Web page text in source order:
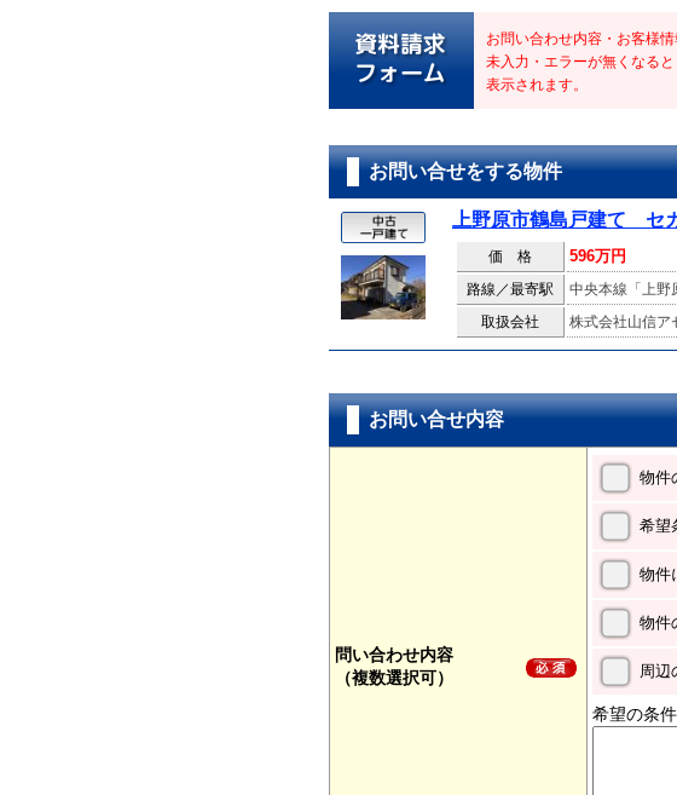
お問い合わせ内容・お客様情
未入力・エラーが無くなる
表示されます。
お問い合せをする物件
上野原市鶴島戸建て セ
価 格 596万円
路線／最寄駅
中央本線「上野
取扱会社
株式会社山信ア
お問い合せ内容
問い合わせ内容
（複数選択可）
物件
希望
物件
物件
周辺
希望の条